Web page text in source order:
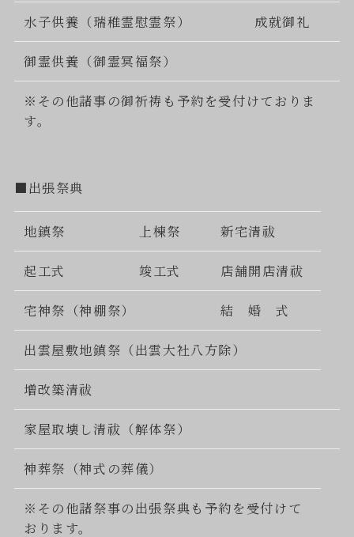
水子供養（瑞稚霊慰霊祭） 成就御礼
御霊供養（御霊冥福祭）
※その他諸事の御祈祷も予約を受付けておりま
す。
■出張祭典
地鎮祭 上棟祭 新宅清祓
起工式 竣工式 店舗開店清祓
宅神祭（神棚祭） 結 婚 式
出雲屋敷地鎮祭（出雲大社八方除）
増改築清祓
家屋取壊し清祓（解体祭）
神葬祭（神式の葬儀）
※その他諸祭事の出張祭典も予約を受付けて
おります。